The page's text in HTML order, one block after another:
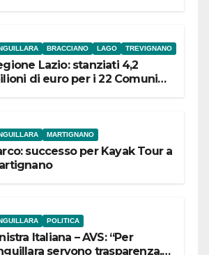
BRACCIANO LAGO TREVIGNANO
Lazio: stanziati 4,2
di euro per i 22 Comuni
MARTIGNANO
successo per Kayak Tour a
POLITICA
Italiana – AVS: “Per
servono trasparenza,